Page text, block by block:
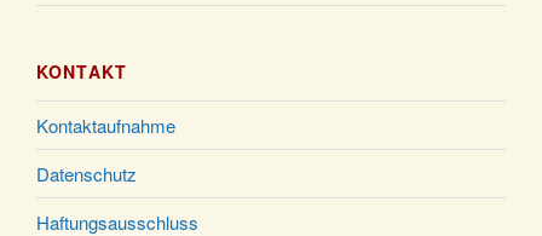
Christmette mit der ev. Jugend in der Kirche um
31.12.
Gottesdienst zu Silvester in der Kirche um 18:00
Uhr
KONTAKT
Kontaktaufnahme
Datenschutz
Haftungsausschluss